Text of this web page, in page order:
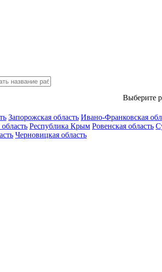
Выберите
Запорожская область Ивано-Франковская
Республика Крым Ровенская область
Черновицкая область